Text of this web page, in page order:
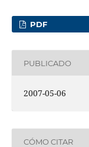
PDF
PUBLICADO
2007-05-06
CÓMO CITAR